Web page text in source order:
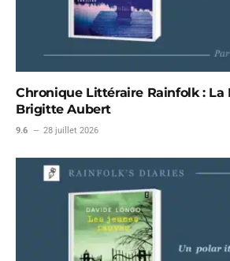
Chronique Littéraire Rainfolk : La
Brigitte Aubert
9.6 28 juillet 2026